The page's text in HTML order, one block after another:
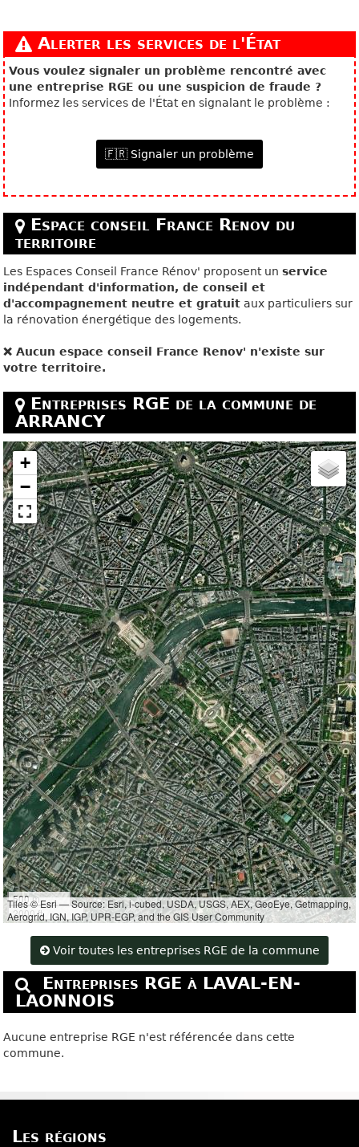
Alerter les services de l'État
Vous voulez signaler un problème rencontré avec
une entreprise RGE ou une suspicion de fraude ?
Informez les services de l'État en signalant le problème :
🇫🇷 Signaler un problème
Espace conseil France Renov du
territoire
Les Espaces Conseil France Rénov' proposent unservice
indépendant d'information, de conseil et
d'accompagnement neutre et gratuit aux particuliers sur
la rénovation énergétique des logements.
❌ Aucun espace conseil France Renov' n'existe sur
votre territoire.
Entreprises RGE de la commune de
ARRANCY
+
−
500 m
2000 ft
Tiles © Esri — Source: Esri, i-cubed, USDA, USGS, AEX, GeoEye, Getmapping,
Aerogrid, IGN, IGP, UPR-EGP, and the GIS User Community
Voir toutes les entreprises RGE de la commune
Entreprises RGE à LAVAL-EN-
LAONNOIS
Aucune entreprise RGE n'est référencée dans cette
commune.
Les régions